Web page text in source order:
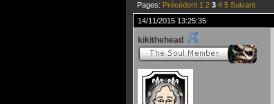
Pages: Précédent 1 2 3 4 5 Suivant
14/11/2015 13:25:35
kikithehead